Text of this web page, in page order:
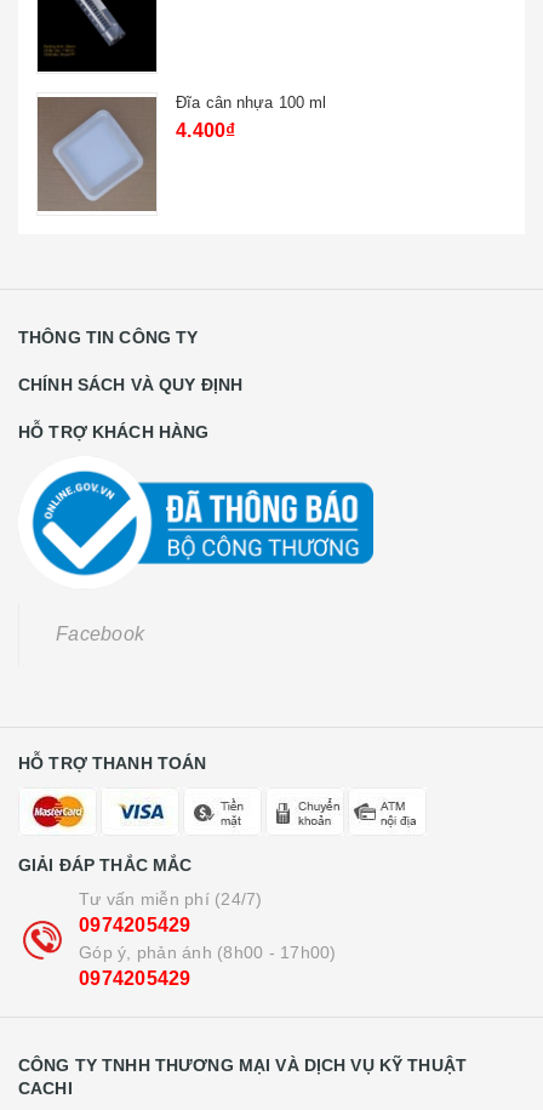
Đĩa cân nhựa 100 ml
4.400₫
THÔNG TIN CÔNG TY
CHÍNH SÁCH VÀ QUY ĐỊNH
HỖ TRỢ KHÁCH HÀNG
Facebook
HỖ TRỢ THANH TOÁN
GIẢI ĐÁP THẮC MẮC
Tư vấn miễn phí (24/7)
0974205429
Góp ý, phản ánh (8h00 - 17h00)
0974205429
CÔNG TY TNHH THƯƠNG MẠI VÀ DỊCH VỤ KỸ THUẬT
CACHI